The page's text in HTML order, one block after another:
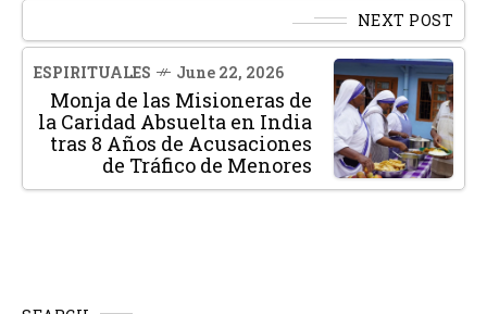
NEXT POST
ESPIRITUALES June 22, 2026
Monja de las Misioneras de
la Caridad Absuelta en India
tras 8 Años de Acusaciones
de Tráfico de Menores